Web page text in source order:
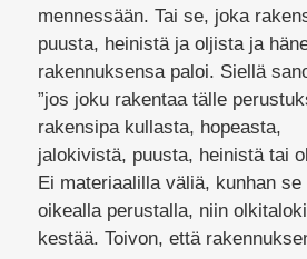
mennessään. Tai se, joka
puusta, heinistä ja oljista ja
rakennuksensa paloi. Siellä
”jos joku rakentaa tälle
rakensipa kullasta, hopeasta,
jalokivistä, puusta, heinistä tai
Ei materiaalilla väliä, kunhan se
oikealla perustalla, niin
kestää. Toivon, että